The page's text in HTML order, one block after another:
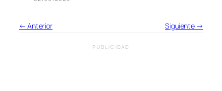
← Anterior Siguiente →
PUBLICIDAD